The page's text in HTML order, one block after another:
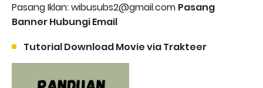
Pasang Iklan: wibusubs2@gmail.com Pasang
Banner Hubungi Email
Tutorial Download Movie via Trakteer